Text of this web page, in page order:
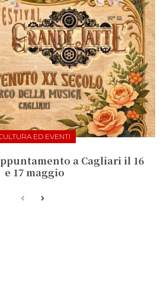
ED EVENTI
a Cagliari il 16
e 17 maggio